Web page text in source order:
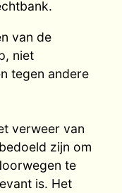
van de
niet
tegen andere
verweer van
zijn om
te
is. Het